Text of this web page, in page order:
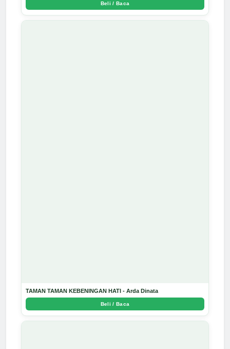
Beli / Baca
TAMAN TAMAN KEBENINGAN HATI - Arda Dinata
Beli / Baca